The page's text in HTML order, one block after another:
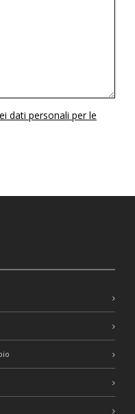
dati personali per le